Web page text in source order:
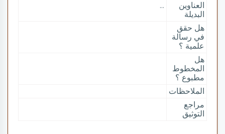
العناوين
البديلة
...
هل حقق
في رسالة
علمية ؟
هل
المخطوط
مطبوع ؟
الملاحظات
مراجع
التوثيق